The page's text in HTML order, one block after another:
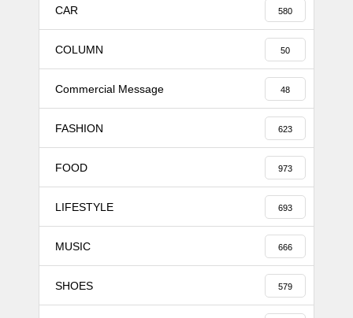
CAR 580
COLUMN 50
Commercial Message 48
FASHION 623
FOOD 973
LIFESTYLE 693
MUSIC 666
SHOES 579